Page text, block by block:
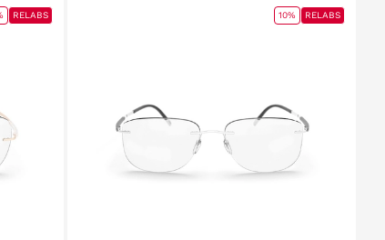
RELABS 10% RELABS